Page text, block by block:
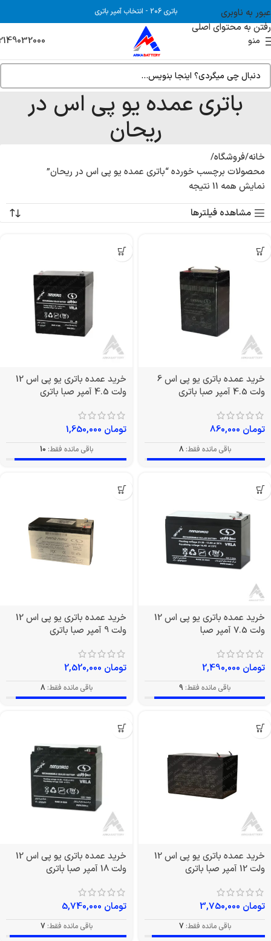
عبور به ناوبری
رفتن به محتوای اصلی
باتری 206 - انتخاب آمپر باتری
منو
باتری عمده یو پی اس در
ریحان
خانه فروشگاه
محصولات برچسب خورده “باتری عمده یو پی اس در ریحان”
نمایش همه 11 نتیجه
مشاهده فیلترها
خرید عمده باتری یو پی اس 6
ولت 4.5 آمپر صبا باتری
تومان
باقی مانده فقط: 8
خرید عمده باتری یو پی اس 12
ولت 4.5 آمپر صبا باتری
تومان
باقی مانده فقط: 10
خرید عمده باتری یو پی اس 12
ولت 7.5 آمپر صبا
تومان
باقی مانده فقط: 9
خرید عمده باتری یو پی اس 12
ولت 9 آمپر صبا باتری
تومان
باقی مانده فقط: 8
خرید عمده باتری یو پی اس 12
ولت 12 آمپر صبا باتری
تومان
باقی مانده فقط: 7
خرید عمده باتری یو پی اس 12
ولت 18 آمپر صبا باتری
تومان
باقی مانده فقط: 7